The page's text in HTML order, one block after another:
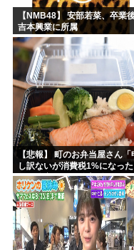
【NMB48】 安部若菜、卒業
吉本興業に所属
【悲報】 町のお弁当屋さん「
し訳ないが消費税1%になっ
その分商品代を値上げするわ